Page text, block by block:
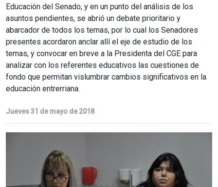
Educación del Senado, y en un punto del análisis de los
asuntos pendientes, se abrió un debate prioritario y
abarcador de todos los temas, por lo cual los Senadores
presentes acordaron anclar allí el eje de estudio de los
temas, y convocar en breve a la Presidenta del CGE para
analizar con los referentes educativos las cuestiones de
fondo que permitan vislumbrar cambios significativos en la
educación entrerriana.
Jueves 31 de mayo de 2018